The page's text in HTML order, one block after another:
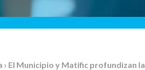
› El Municipio y Matific profundizan